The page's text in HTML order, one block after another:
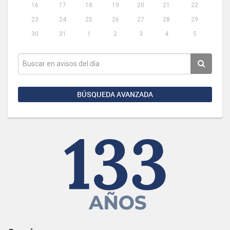
16
17 18 19 20 21
22
23
24 25 26 27 28
29
30
31 1 2 3 4 5
BÚSQUEDA AVANZADA